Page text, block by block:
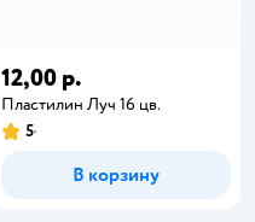
12,00 р.
Пластилин Луч 16 цв.
5
В корзину